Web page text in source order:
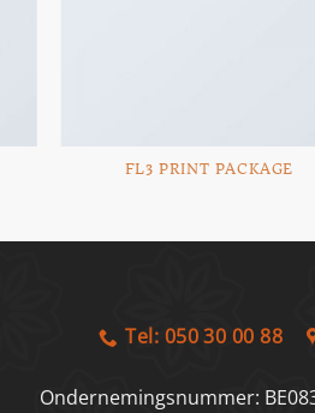
FL3 PRINT PACKAGE
Tel: 050 30 00 88
Ondernemingsnummer: